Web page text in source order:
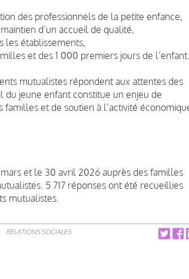
des professionnels de la petite enfance,
d’un accueil de qualité,
les établissements,
et des 1 000 premiers jours de l’enfant.
mutualistes répondent aux attentes des
jeune enfant constitue un enjeu de
familles et de soutien à l’activité
et le 30 avril 2026 auprès des familles
5 717 réponses ont été recueillies
mutualistes.
RELATIONS SOCIALES